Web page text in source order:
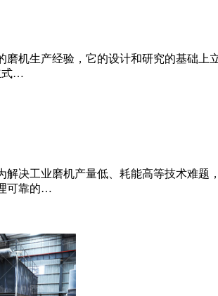
磨机生产经验，它的设计和研究的基础
式…
解决工业磨机产量低、耗能高等技术难
可靠的…